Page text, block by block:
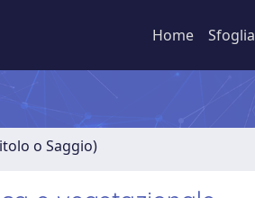
Home Sfoglia
o Saggio)